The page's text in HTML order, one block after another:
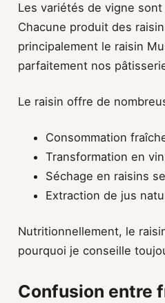
Les variétés de vigne
Chacune produit des
principalement le raisin
parfaitement nos
Le raisin offre de
Consommation
Transformation en
Séchage en raisins
Extraction de jus
Nutritionnellement, le
pourquoi je conseille
Confusion entre